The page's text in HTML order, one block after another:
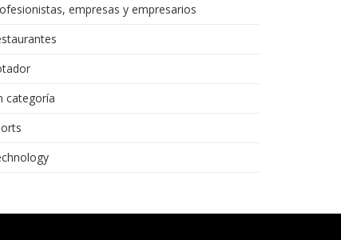
empresas y empresarios
categoría